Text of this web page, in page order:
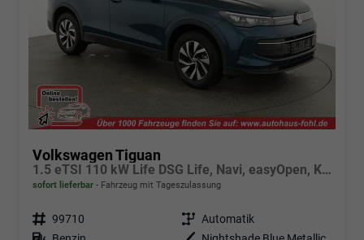
Volkswagen Tiguan
1.5 eTSI 110 kW Life DSG Life, Navi, easyOpen, Kamera, 5-J Garantie
sofort lieferbar Fahrzeug mit Tageszulassung
Fahrzeugnr. 99710 Getriebe Automatik